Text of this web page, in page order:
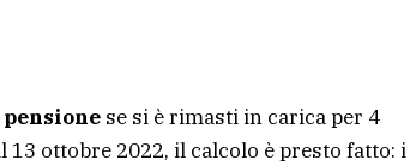
se si è rimasti in carica per 4
13 ottobre 2022, il calcolo è presto fatto: i